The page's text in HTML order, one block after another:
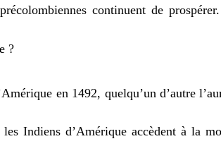
continuent de
?
en 1492, quelquʼun dʼautre
Indiens dʼAmérique accèdent à la